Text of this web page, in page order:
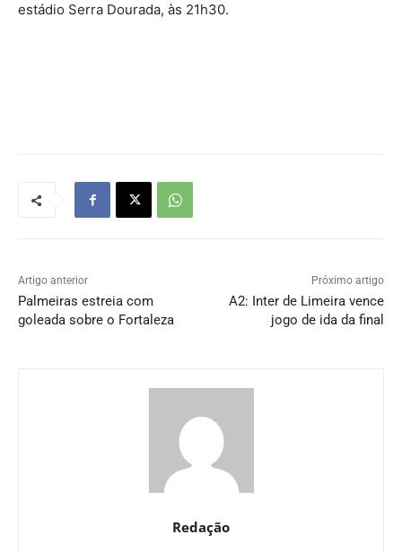
estádio Serra Dourada, às 21h30.
Artigo anterior
Palmeiras estreia com
goleada sobre o Fortaleza
Próximo artigo
A2: Inter de Limeira vence
jogo de ida da final
Redação